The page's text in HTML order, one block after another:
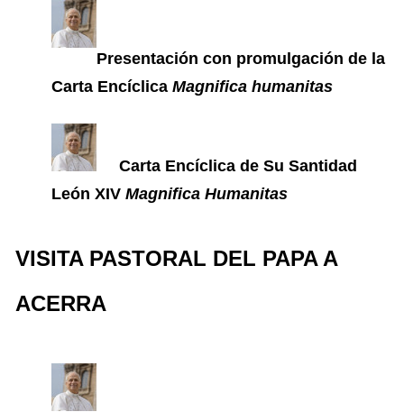
Presentación con promulgación de la
Carta Encíclica Magnifica humanitas
Carta Encíclica de Su Santidad
León XIV Magnifica Humanitas
VISITA PASTORAL DEL PAPA A
ACERRA